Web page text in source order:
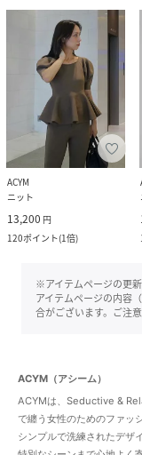
ACYM
ニット
13,200 円
120ポイント(1倍)
※アイテムページの更
アイテムページの内容
合がございます。ご注意
ACYM（アシーム）
ACYMは、Seductive &
で纏う女性のためのファッ
シンプルで洗練されたデザ